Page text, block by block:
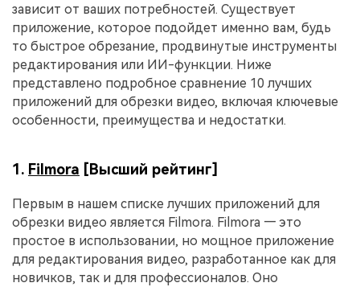
зависит от ваших потребностей. Существует
приложение, которое подойдет именно вам, будь
то быстрое обрезание, продвинутые инструменты
редактирования или ИИ-функции. Ниже
представлено подробное сравнение 10 лучших
приложений для обрезки видео, включая ключевые
особенности, преимущества и недостатки.
1. Filmora [Высший рейтинг]
Первым в нашем списке лучших приложений для
обрезки видео является Filmora. Filmora — это
простое в использовании, но мощное приложение
для редактирования видео, разработанное как для
новичков, так и для профессионалов. Оно